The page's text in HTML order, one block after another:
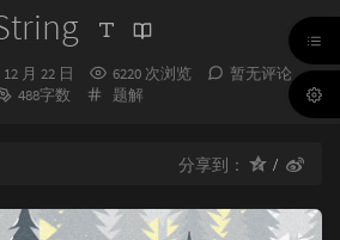
月 22 日 6220 次浏览
暂无评论
488字数
分
题解
分享到：